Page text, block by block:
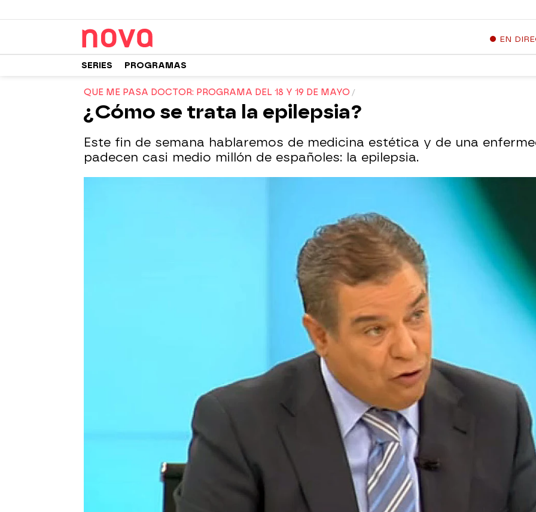
EN
SERIES PROGRAMAS
QUE ME PASA DOCTOR: PROGRAMA DEL 18 Y 19 DE MAYO
¿Cómo se trata la epilepsia?
Este fin de semana hablaremos de medicina estética y de una
padecen casi medio millón de españoles: la epilepsia.